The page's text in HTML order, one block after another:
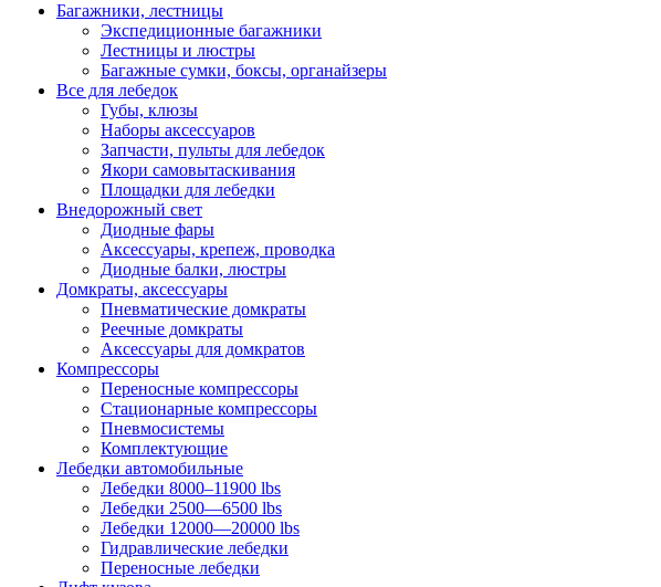
Багажники, лестницы
Экспедиционные багажники
Лестницы и люстры
Багажные сумки, боксы, органайзеры
Все для лебедок
Губы, клюзы
Наборы аксессуаров
Запчасти, пульты для лебедок
Якори самовытаскивания
Площадки для лебедки
Внедорожный свет
Диодные фары
Аксессуары, крепеж, проводка
Диодные балки, люстры
Домкраты, аксессуары
Пневматические домкраты
Реечные домкраты
Аксессуары для домкратов
Компрессоры
Переносные компрессоры
Стационарные компрессоры
Пневмосистемы
Комплектующие
Лебедки автомобильные
Лебедки 8000–11900 lbs
Лебедки 2500—6500 lbs
Лебедки 12000—20000 lbs
Гидравлические лебедки
Переносные лебедки